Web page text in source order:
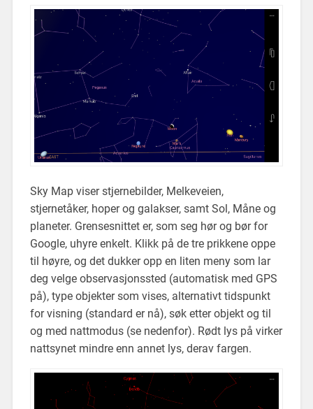
Sky Map viser stjernebilder, Melkeveien,
stjernetåker, hoper og galakser, samt Sol, Måne og
planeter. Grensesnittet er, som seg hør og bør for
Google, uhyre enkelt. Klikk på de tre prikkene oppe
til høyre, og det dukker opp en liten meny som lar
deg velge observasjonssted (automatisk med GPS
på), type objekter som vises, alternativt tidspunkt
for visning (standard er nå), søk etter objekt og til
og med nattmodus (se nedenfor). Rødt lys på virker
nattsynet mindre enn annet lys, derav fargen.